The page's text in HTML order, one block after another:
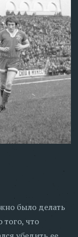
было делать
что